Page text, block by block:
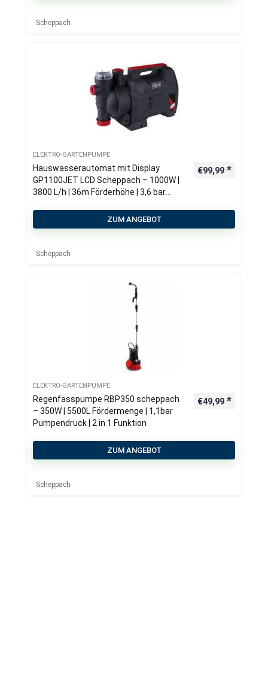
Scheppach
ELEKTRO-GARTENPUMPE
Hauswasserautomat mit Display
GP1100JET LCD Scheppach – 1000W |
3800 L/h | 36m Förderhöhe | 3,6 bar
€99,99
ZUM ANGEBOT
Scheppach
ELEKTRO-GARTENPUMPE
Regenfasspumpe RBP350 scheppach
– 350W | 5500L Fördermenge | 1,1bar
Pumpendruck | 2 in 1 Funktion
€49,99
ZUM ANGEBOT
Scheppach